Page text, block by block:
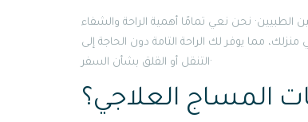
الطبيين· نحن نعي تمامًا أهمية الراحة والشفاء
مما يوفر لك الراحة التامة دون الحاجة إلى
التنقل أو القلق بشأن السفر·
المساج العلاجي؟